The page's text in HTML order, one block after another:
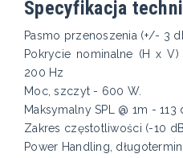
Specyfikacja
Pasmo przenoszenia (+/- 3
Pokrycie nominalne (H x
200 Hz
Moc, szczyt - 600 W.
Maksymalny SPL @ 1m - 113
Zakres częstotliwości (-10
Power Handling,